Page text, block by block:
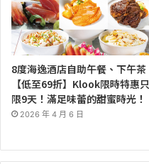
8度海逸酒店自助午餐、下午茶
【低至69折】Klook限時特惠只
限9天！滿足味蕾的甜蜜時光！
2026 年 4 月 6 日